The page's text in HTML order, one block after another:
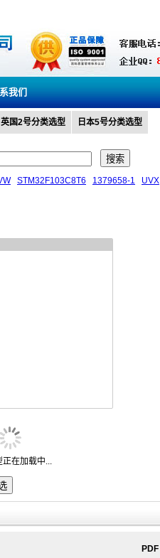
我们
英国2号分类选型 日本5号分类选型
STM32F103C8T6 1379658-1 UVX
正在加载中...
PDF